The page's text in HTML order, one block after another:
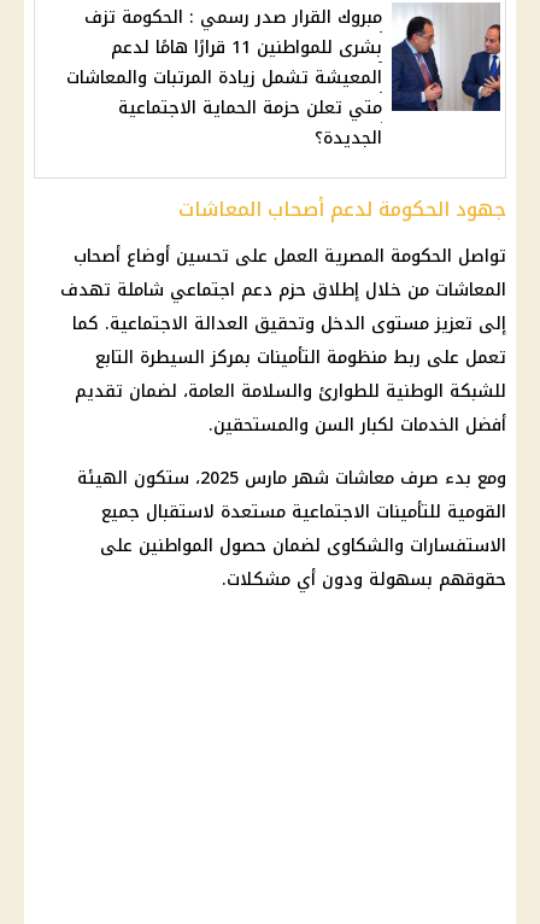
مبروك القرار صدر رسمي : الحكومة تزف
بشرى للمواطنين 11 قرارًا هامًا لدعم
المعيشة تشمل زيادة المرتبات والمعاشات
متي تعلن حزمة الحماية الاجتماعية
الجديدة؟
جهود الحكومة لدعم أصحاب المعاشات
تواصل الحكومة المصرية العمل على تحسين أوضاع أصحاب
المعاشات من خلال إطلاق حزم دعم اجتماعي شاملة تهدف
إلى تعزيز مستوى الدخل وتحقيق العدالة الاجتماعية. كما
تعمل على ربط منظومة التأمينات بمركز السيطرة التابع
للشبكة الوطنية للطوارئ والسلامة العامة، لضمان تقديم
أفضل الخدمات لكبار السن والمستحقين.
ومع بدء صرف معاشات شهر مارس 2025
، ستكون الهيئة
القومية للتأمينات الاجتماعية مستعدة لاستقبال جميع
الاستفسارات والشكاوى لضمان حصول المواطنين على
حقوقهم بسهولة ودون أي مشكلات.